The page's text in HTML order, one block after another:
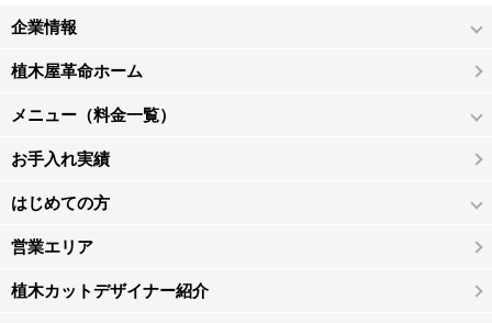
企業情報
植木屋革命ホーム
メニュー（料金一覧）
お手入れ実績
はじめての方
営業エリア
植木カットデザイナー紹介